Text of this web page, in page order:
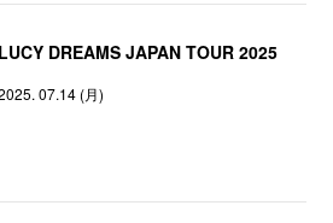
LUCY DREAMS JAPAN TOUR 2025
07.14 (月)